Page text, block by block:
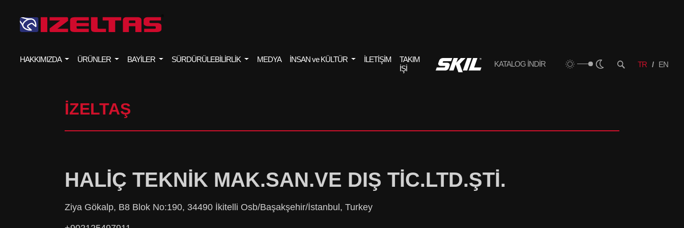
HAKKIMIZDA ÜRÜNLER BAYİLER SÜRDÜRÜLEBİLİRLİK MEDYA İNSAN ve KÜLTÜR İLETİŞİM
TAKIM
İŞİ
KATALOG İNDİR TR EN
İZELTAŞ
HALİÇ TEKNİK MAK.SAN.VE DIŞ TİC.LTD.ŞTİ.
Ziya Gökalp, B8 Blok No:190, 34490 İkitelli Osb/Başakşehir/İstanbul, Turkey